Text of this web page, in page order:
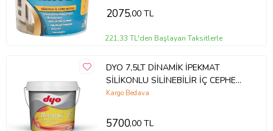
2075,00 TL
221,33 TL'den Başlayan Taksitlerle
DYO 7,5LT DİNAMİK İPEKMAT
SİLİKONLU SİLİNEBİLİR İÇ CEPHE
DUVAR BOYASI (4717) LİLYUM
Kargo Bedava
5700,00 TL